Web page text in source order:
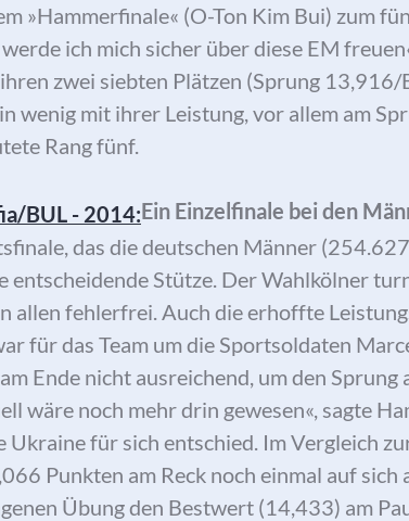
»Hammerfinale« (O-Ton Kim Bui) zum
ich mich sicher über diese EM
zwei siebten Plätzen (Sprung
wenig mit ihrer Leistung, vor allem am
Rang fünf.
Ein Einzelfinale bei den
das die deutschen Männer
entscheidende Stütze. Der Wahlkölner
allen fehlerfrei. Auch die erhoffte
für das Team um die Sportsoldaten
Ende nicht ausreichend, um den
wäre noch mehr drin gewesen«, sagte
Ukraine für sich entschied. Im Vergleich
Punkten am Reck noch einmal auf
Übung den Bestwert (14,433) am